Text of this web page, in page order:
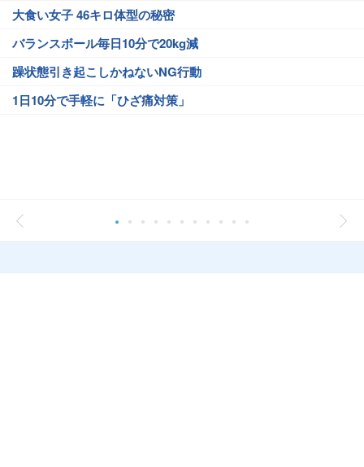
大食い女子 46キロ体型の秘密
バランスボール毎日10分で20kg減
躁状態引き起こしかねないNG行動
1日10分で手軽に「ひざ痛対策」